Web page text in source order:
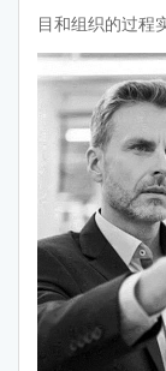
目和组织的过程